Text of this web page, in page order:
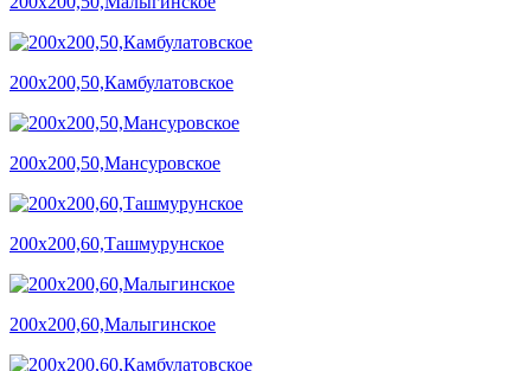
200х200,50,Камбулатовское
200х200,50,Мансуровское
200х200,60,Ташмурунское
200х200,60,Малыгинское